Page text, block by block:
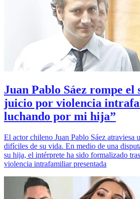
Juan Pablo Sáez rompe el
juicio por violencia
luchando por mi hija”
El actor chileno Juan Pablo Sáez atraviesa
difíciles de su vida. En medio de una
su hija, el intérprete ha sido formalizado
violencia intrafamiliar presentada